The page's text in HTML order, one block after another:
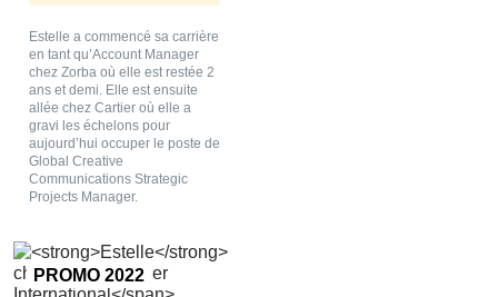
Estelle a commencé sa carrière
en tant qu’Account Manager
chez Zorba où elle est restée 2
ans et demi. Elle est ensuite
allée chez Cartier où elle a
gravi les échelons pour
aujourd’hui occuper le poste de
Global Creative
Communications Strategic
Projects Manager.
PROMO 2022